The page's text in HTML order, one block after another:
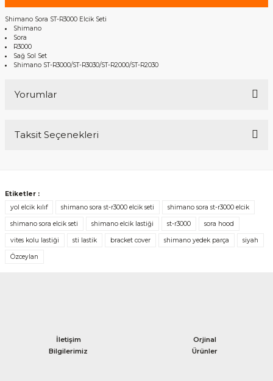
Shimano Sora ST-R3000 Elcik Seti
Shimano
Sora
R3000
Sağ Sol Set
Shimano ST-R3000/ST-R3030/ST-R2000/ST-R2030
Yorumlar
Taksit Seçenekleri
Etiketler :
yol elcik kılıf
shimano sora st-r3000 elcik seti shimano sora st-r3000 elcik
shimano sora elcik seti shimano elcik lastiği st-r3000 sora hood
vites kolu lastiği sti lastik bracket cover shimano yedek parça siyah
Özceylan
İletişim
Bilgilerimiz
Orjinal
Ürünler